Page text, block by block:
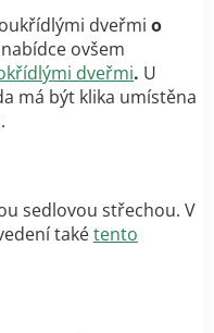
dveřmi o
nabídce ovšem
dveřmi. U
má být klika umístěna
sedlovou střechou. V
takétento